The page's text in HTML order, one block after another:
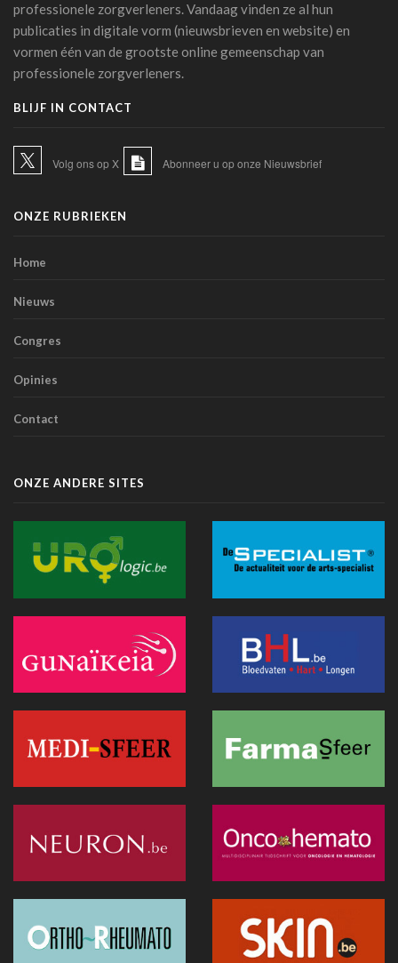
14 juli 2026 - 11:14
AI en klinische proeven: een pleidooi voor meer
14 juli 2026 - 11:06
hartdecompensatie
voorzichtigheid bij verspreiden van informatie
Belgen blijven de meest terughoudende Europeanen
07 juli 2026 - 09:34
Belgische primeur: Imeldaziekenhuis zet AI in voor
Anthropic lanceert “Claude Science”, een AI-werkomgeving
voor biomedisch onderzoek
Belgische primeur: een immersieve virtual reality-capsule
doet zijn intrede in het CNP Saint-Martin
Europese Commissie wil snellere uitrol van AI in de
28 juni 2026 - 13:40
Hitte: Storing bij elektronisch patiëntendossier in AZ Sint-
Lucas van de baan
Doktr wil uitgroeien tot een allesomvattend zorgplatform
oververhitte server in Parijs
25 juni 2026 - 11:12
professionele zorgverleners. Vandaag vinden ze al hun
publicaties in digitale vorm (nieuwsbrieven en website) en
vormen één van de grootste online gemeenschap van
professionele zorgverleners.
BLIJF IN CONTACT
Volg ons op X Abonneer u op onze Nieuwsbrief
ONZE RUBRIEKEN
Home
Nieuws
Congres
Opinies
Contact
ONZE ANDERE SITES